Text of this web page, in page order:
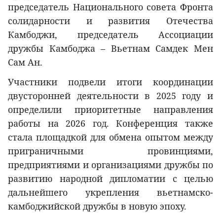
председатель Национального совета Фронта
солидарности и развития Отечества
Камбоджи, председатель Ассоциации
дружбы Камбоджа – Вьетнам Самдек Мен
Сам Ан.
Участники подвели итоги координации
двусторонней деятельности в 2025 году и
определили приоритетные направления
работы на 2026 год. Конференция также
стала площадкой для обмена опытом между
приграничными провинциями,
предприятиями и организациями дружбы по
развитию народной дипломатии с целью
дальнейшего укрепления вьетнамско-
камбоджийской дружбы в новую эпоху.